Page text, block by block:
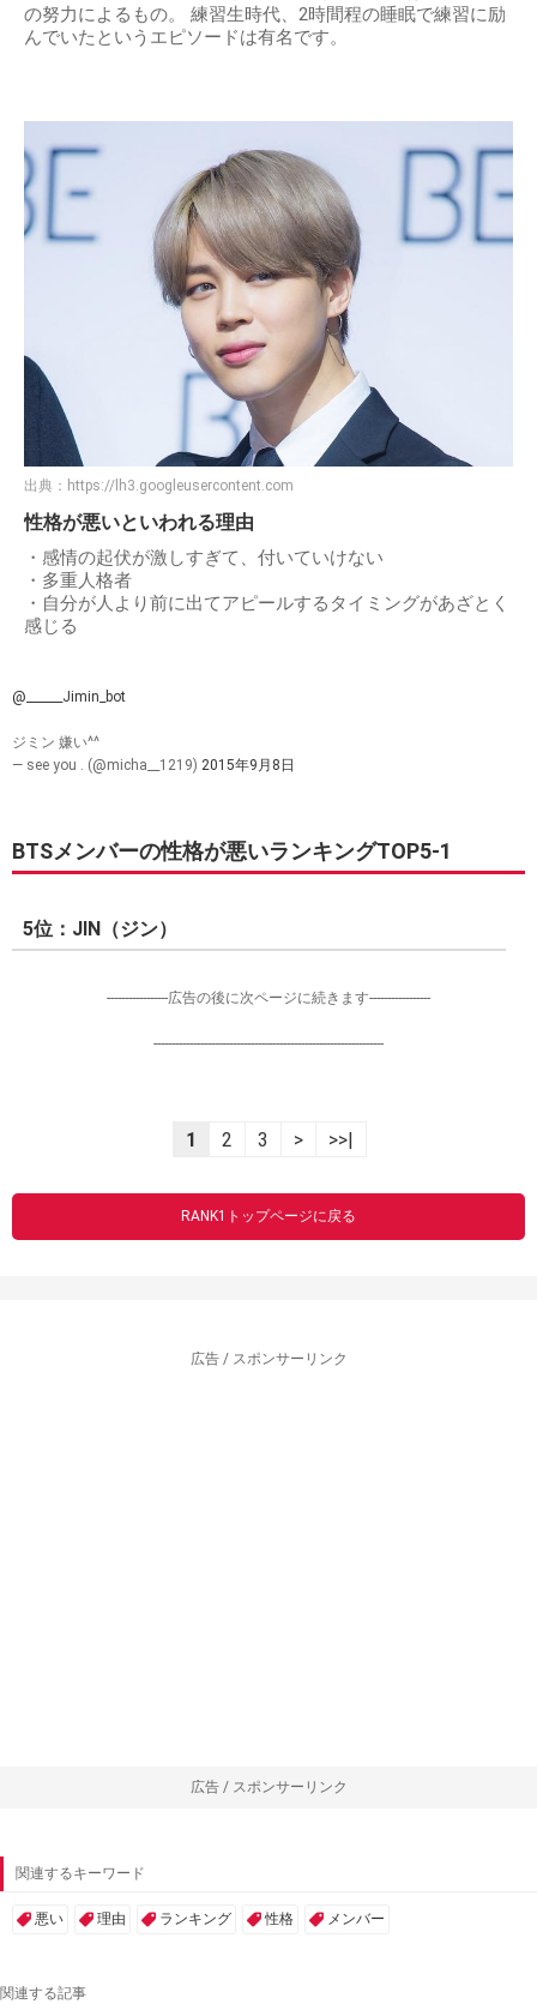
の努力によるもの。 練習生時代、2時間程の睡眠で練習に励
んでいたというエピソードは有名です。
出典： https://lh3.googleusercontent.com
性格が悪いといわれる理由
・感情の起伏が激しすぎて、付いていけない
・多重人格者
・自分が人より前に出てアピールするタイミングがあざとく
感じる
@______Jimin_bot
ジミン 嫌い^^
— see you . (@micha__1219) 2015年9月8日
BTSメンバーの性格が悪いランキングTOP5-1
5位：JIN（ジン）
-----------------広告の後に次ページに続きます-----------------
----------------------------------------------------------------
1 2 3 > >>|
RANK1トップページに戻る
広告 / スポンサーリンク
広告 / スポンサーリンク
関連するキーワード
悪い 理由 ランキング 性格 メンバー
関連する記事